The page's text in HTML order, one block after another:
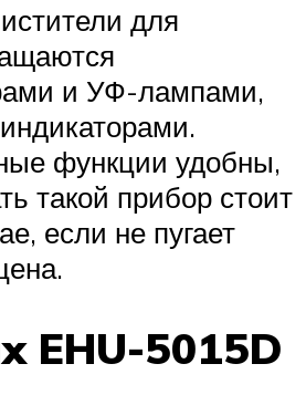
для
и УФ-лампами,
функции удобны,
такой прибор стоит
если не пугает
EHU-5015D